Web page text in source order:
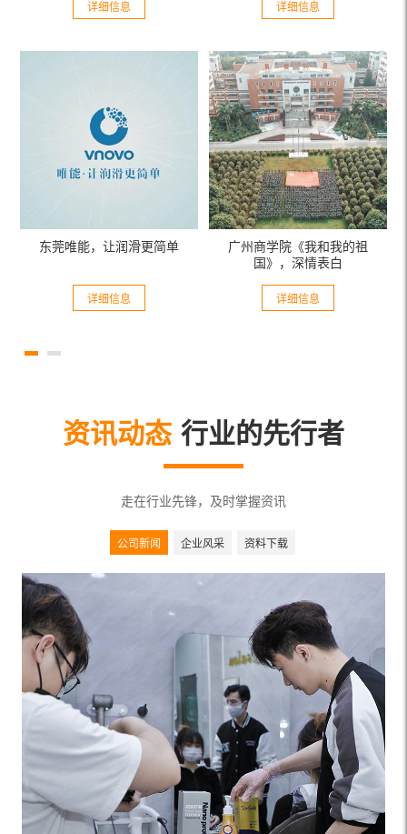
详细信息 详细信息
东莞唯能，让润滑更简单
详细信息
广州商学院《我和我的祖
国》，深情表白
详细信息
资讯动态 行业的先行者
走在行业先锋，及时掌握资讯
公司新闻 企业风采 资料下载